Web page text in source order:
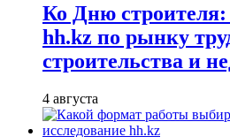
Ко Дню строителя:
hh.kz по рынку
строительства и
4 августа